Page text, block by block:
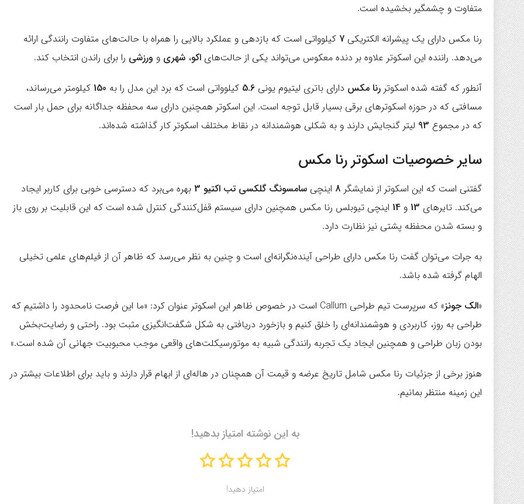
متفاوت و چشمگیر بخشیده است.
رنا مکس دارای یک پیشرانه الکتریکی 7 کیلوواتی است که بازدهی و عملکرد بالایی را همراه با حالت‌‌های متفاوت رانندگی ارائه
می‌دهد. راننده این اسکوتر علاوه بر دنده معکوس می‌تواند یکی از حالت‌های اکو، شهری و ورزشی را برای راندن انتخاب کند.
آنطور که گفته شده اسکوتر رنا مکس دارای باتری لیتیوم یونی 5.6 کیلوواتی است که برد این مدل را به 150 کیلومتر می‌رساند،
مسافتی که در حوزه اسکوترهای برقی بسیار قابل توجه است. این اسکوتر همچنین دارای سه محفظه جداگانه برای حمل بار است
که در مجموع 93 لیتر گنجایش دارند و به شکلی هوشمندانه در نقاط مختلف اسکوتر کار گذاشته شده‌اند.
سایر خصوصیات اسکوتر رنا مکس
گفتنی است که این اسکوتر از نمایشگر 8 اینچی سامسونگ گلکسی تب اکتیو 3
بهره می‌برد که دسترسی خوبی برای کاربر ایجاد
می‌کند. تایرهای 13 و 14 اینچی تیوبلس رنا مکس همچنین دارای سیستم قفل‌کنندگی کنترل شده است که این قابلیت بر روی باز
و بسته شدن محفظه پشتی نیز نظارت دارد.
به جرات می‌توان گفت رنا مکس دارای طراحی آینده‌نگرانه‌ای است و چنین به نظر می‌رسد که ظاهر آن از فیلم‌های علمی تخیلی
الهام گرفته شده باشد.
«الک جونز
» که سرپرست تیم طراحی Callum است در خصوص ظاهر این اسکوتر عنوان کرد: «ما این فرصت نامحدود را داشتیم که
طراحی به روز، کاربردی و هوشمندانه‌ای را خلق کنیم و بازخورد دریافتی به شکل شگفت‌انگیزی مثبت بود. راحتی و رضایت‌بخش
بودن زبان طراحی و همچنین ایجاد یک تجربه‌ رانندگی شبیه به موتورسیکلت‌های واقعی موجب محبوبیت جهانی آن شده است.»
هنوز برخی از جزئیات رنا مکس شامل تاریخ عرضه و قیمت آن همچنان در هاله‌ای از ابهام قرار دارند و باید برای اطلاعات بیشتر در
این زمینه منتظر بمانیم.
به این نوشته امتیاز بدهید!
امتیاز دهید!